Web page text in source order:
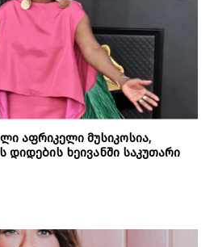
აფრიკელი მუსიკოსია,
ხეივანში საკუთარი